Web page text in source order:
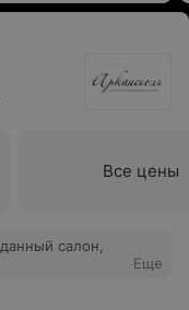
Все цены
Еще